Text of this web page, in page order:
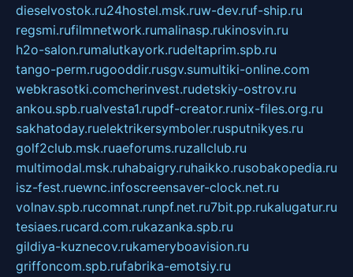
dieselvostok.ru24hostel.msk.ruw-dev.ruf-ship.ru
regsmi.rufilmnetwork.rumalinasp.rukinosvin.ru
h2o-salon.rumalutkayork.rudeltaprim.spb.ru
tango-perm.rugooddir.rusgv.sumultiki-online.com
webkrasotki.comcherinvest.rudetskiy-ostrov.ru
ankou.spb.rualvesta1.rupdf-creator.runix-files.org.ru
sakhatoday.ruelektrikersymboler.rusputnikyes.ru
golf2club.msk.ruaeforums.ruzallclub.ru
multimodal.msk.ruhabaigry.ruhaikko.rusobakopedia.ru
isz-fest.ruewnc.infoscreensaver-clock.net.ru
volnav.spb.rucomnat.runpf.net.ru7bit.pp.rukalugatur.ru
tesiaes.rucard.com.rukazanka.spb.ru
gildiya-kuznecov.rukameryboavision.ru
griffoncom.spb.rufabrika-emotsiy.ru